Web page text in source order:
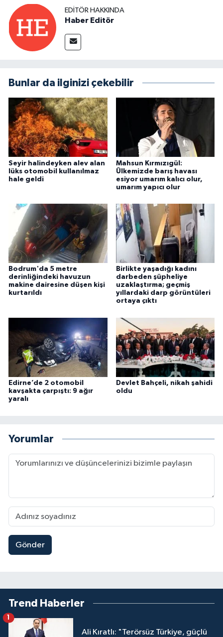
EDITÖR HAKKINDA
Haber Editör
Bunlar da ilginizi çekebilir
Seyir halindeyken alev alan
lüks otomobil kullanılmaz
hale geldi
Mahsun Kırmızıgül:
Ülkemizde barış havası
esiyor umarım kalıcı olur,
umarım yapıcı olur
Bodrum'da 5 metre
derinliğindeki havuzun
makine dairesine düşen kişi
kurtarıldı
Birlikte yaşadığı kadını
darbeden şüpheliye
uzaklaştırma; geçmiş
yıllardaki darp görüntüleri
ortaya çıktı
Edirne’de 2 otomobil
kavşakta çarpıştı: 9 ağır
yaralı
Devlet Bahçeli, nikah şahidi
oldu
Yorumlar
Gönder
Trend Haberler
Ali Kıratlı: "Terörsüz Türkiye, güçlü
1